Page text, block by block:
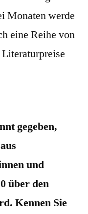
Monaten werde
eine Reihe von
gegeben,
und
über den
Kennen Sie